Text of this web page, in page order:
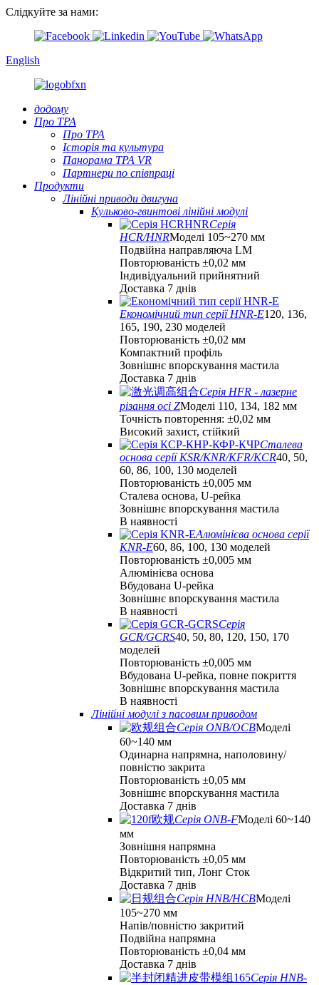
Слідкуйте за нами:
English
додому
Про TPA
Про TPA
Історія та культура
Панорама TPA VR
Партнери по співпраці
Продукти
Лінійні приводи двигуна
Кульково-гвинтові лінійні модулі
Серія
HCR/HNRМоделі 105~270 мм
Подвійна направляюча LM
Повторюваність ±0,02 мм
Індивідуальний прийнятний
Доставка 7 днів
Економічний тип серії HNR-E120, 136,
165, 190, 230 моделей
Повторюваність ±0,02 мм
Компактний профіль
Зовнішнє впорскування мастила
Доставка 7 днів
Серія HFR - лазерне
різання осі ZМоделі 110, 134, 182 мм
Точність повторення: ±0,02 мм
Високий захист, стійкий
Сталева
основа серії KSR/KNR/KFR/KCR40, 50,
60, 86, 100, 130 моделей
Повторюваність ±0,005 мм
Сталева основа, U-рейка
Зовнішнє впорскування мастила
В наявності
Алюмінієва основа серії
KNR-E60, 86, 100, 130 моделей
Повторюваність ±0,005 мм
Алюмінієва основа
Вбудована U-рейка
Зовнішнє впорскування мастила
В наявності
Серія
GCR/GCRS40, 50, 80, 120, 150, 170
моделей
Повторюваність ±0,005 мм
Вбудована U-рейка, повне покриття
Зовнішнє впорскування мастила
В наявності
Лінійні модулі з пасовим приводом
Серія ONB/OCBМоделі
60~140 мм
Одинарна напрямна, наполовину/
повністю закрита
Повторюваність ±0,05 мм
Зовнішнє впорскування мастила
Доставка 7 днів
Серія ONB-FМоделі 60~140
мм
Зовнішня напрямна
Повторюваність ±0,05 мм
Відкритий тип, Лонг Сток
Доставка 7 днів
Серія HNB/HCBМоделі
105~270 мм
Напів/повністю закритий
Подвійна напрямна
Повторюваність ±0,04 мм
Доставка 7 днів
Серія HNB-